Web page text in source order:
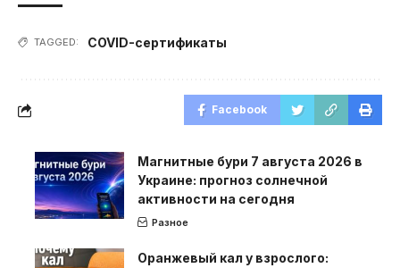
TAGGED: COVID-сертификаты
Facebook
Магнитные бури 7 августа 2026 в
Украине: прогноз солнечной
активности на сегодня
Разное
Оранжевый кал у взрослого: